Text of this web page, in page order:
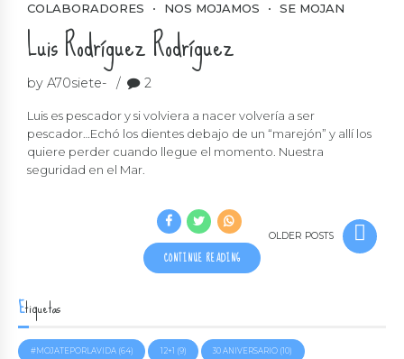
COLABORADORES NOS MOJAMOS SE MOJAN
Luis Rodríguez Rodríguez
by A70siete- 2
Luis es pescador y si volviera a nacer volvería a ser
pescador…Echó los dientes debajo de un “marejón” y allí los
quiere perder cuando llegue el momento. Nuestra
seguridad en el Mar.
CONTINUE READING
OLDER POSTS
Etiquetas
#MOJATEPORLAVIDA(64) 12+1 (9) 30 ANIVERSARIO (10)